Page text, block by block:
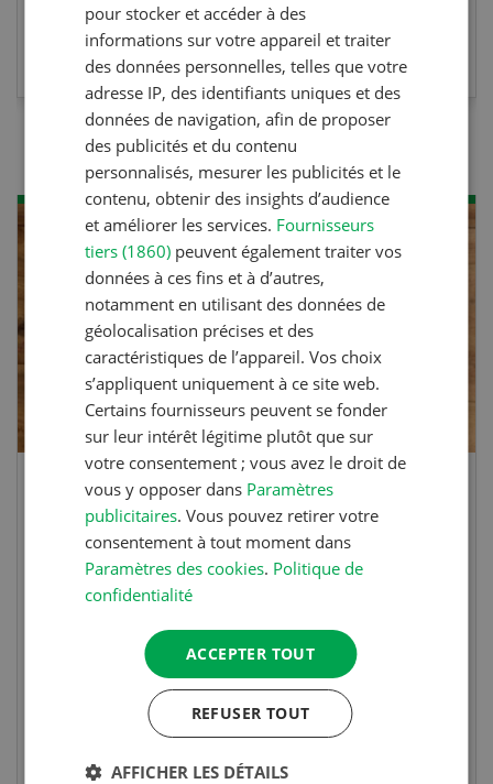
EN SAVOIR PLUS
Rouleaux de printemps
Rouleaux de printemps aux poulet
pour stocker et accéder à des
informations sur votre appareil et traiter
des données personnelles, telles que votre
adresse IP, des identifiants uniques et des
données de navigation, afin de proposer
des publicités et du contenu
personnalisés, mesurer les publicités et le
contenu, obtenir des insights d’audience
et améliorer les services. Fournisseurs
tiers (1860) peuvent également traiter vos
données à ces fins et à d’autres,
notamment en utilisant des données de
géolocalisation précises et des
caractéristiques de l’appareil. Vos choix
s’appliquent uniquement à ce site web.
Certains fournisseurs peuvent se fonder
sur leur intérêt légitime plutôt que sur
votre consentement ; vous avez le droit de
vous y opposer dans Paramètres
publicitaires. Vous pouvez retirer votre
consentement à tout moment dans
Paramètres des cookies. Politique de
confidentialité
ACCEPTER TOUT
REFUSER TOUT
AFFICHER LES DÉTAILS